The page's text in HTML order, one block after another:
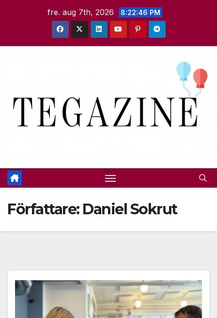
fre. aug 7th, 2026 8:22:47 PM
Författare: Daniel Sokrut